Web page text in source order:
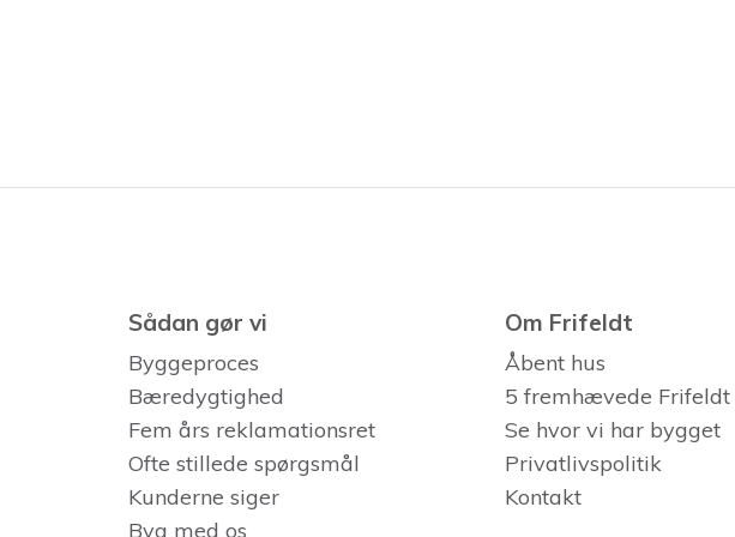
Sådan gør vi
Byggeproces
Bæredygtighed
Fem års reklamationsret
Ofte stillede spørgsmål
Kunderne siger
Byg med os
Om Frifeldt
Åbent hus
5 fremhævede Frifeldt
Se hvor vi har bygget
Privatlivspolitik
Kontakt